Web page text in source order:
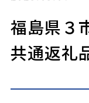
福島県３
共通返礼